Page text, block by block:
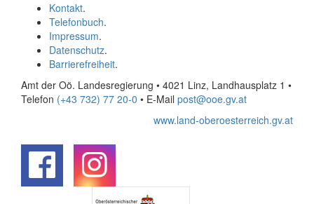
Kontakt.
Telefonbuch.
Impressum.
Datenschutz.
Barrierefreiheit.
Amt der Oö. Landesregierung • 4021 Linz, Landhausplatz 1 •
Telefon (+43 732) 77 20-0 • E-Mail post@ooe.gv.at
www.land-oberoesterreich.gv.at